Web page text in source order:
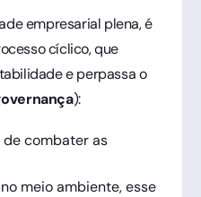
empresarial plena, é
cíclico, que
e perpassa o
):
combater as
meio ambiente, esse